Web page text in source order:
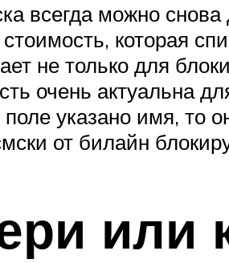
всегда можно
которая
не только для
очень актуальна
указано имя, то
от билайн
или